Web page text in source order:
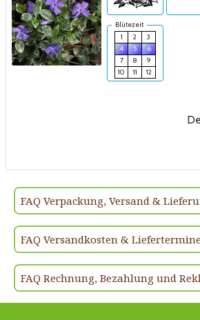
Blütezeit
1
2
3
4
5
6
7
8
9
10
11 12
FAQ Verpackung, Versand &
FAQ Versandkosten &
FAQ Rechnung, Bezahlung und